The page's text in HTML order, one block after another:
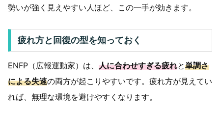
勢いが強く見えやすい人ほど、この一手が効きます。
疲れ方と回復の型を知っておく
ENFP（広報運動家）は、 人に合わせすぎる疲れと単調さ
による失速の両方が起こりやすいです。疲れ方が見えてい
れば、無理な環境を避けやすくなります。